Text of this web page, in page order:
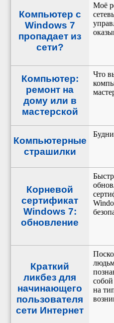
Компьютер с
Windows 7
пропадает из
сети?
Моё
Компьютер:
ремонт на
дому или в
мастерской
Что
Компьютерные
страшилки
Корневой
сертификат
Windows 7:
обновление
Краткий
ликбез для
начинающего
пользователя
сети Интернет
собой
на